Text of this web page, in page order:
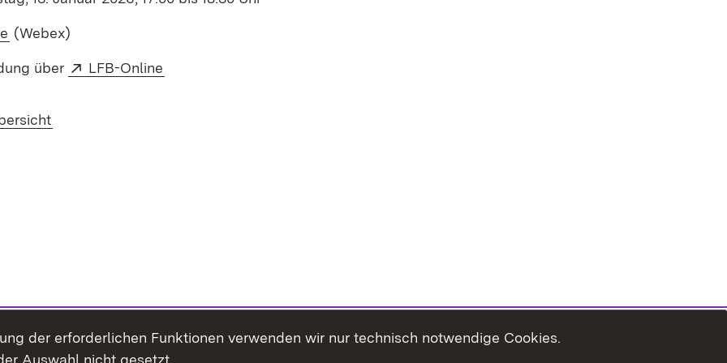
(Öffnet in neuem Fenster)
(Webex)
über Extern:
LFB-Online
der erforderlichen Funktionen verwenden wir nur technisch notwendige Cookies.
Auswahl nicht gesetzt.